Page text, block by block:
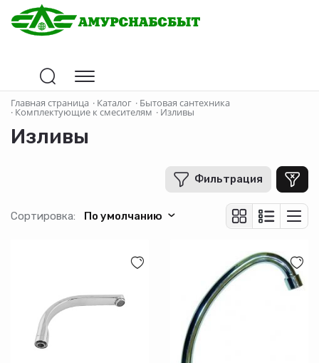
Главная страница · Каталог · Бытовая сантехника
· Комплектующие к смесителям · Изливы
Изливы
Фильтрация
В рублях
Страна-производитель
Материал
Сортировка: По умолчанию